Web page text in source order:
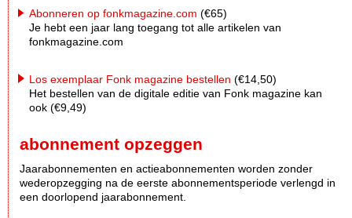
Abonneren op fonkmagazine.com (€65)
Je hebt een jaar lang toegang tot alle artikelen van
fonkmagazine.com
Los exemplaar Fonk magazine bestellen (€14,50)
Het bestellen van de digitale editie van Fonk magazine kan
ook (€9,49)
abonnement opzeggen
Jaarabonnementen en actieabonnementen worden zonder
wederopzegging na de eerste abonnementsperiode verlengd in
een doorlopend jaarabonnement.